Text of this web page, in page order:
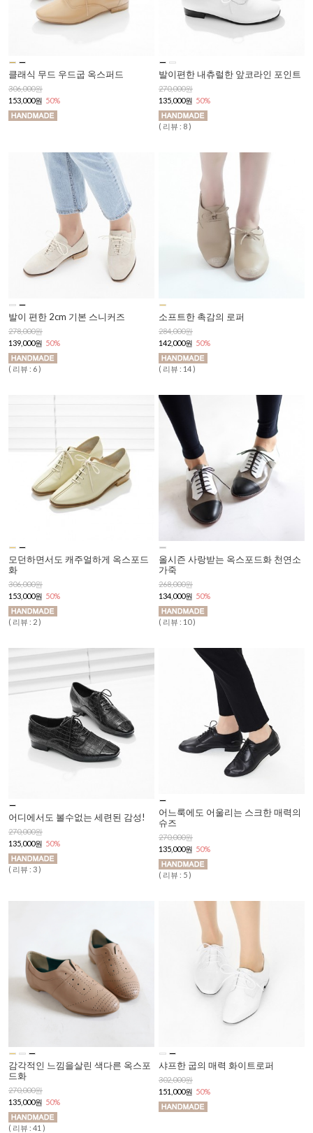
클래식 무드 우드굽 옥스퍼드
306,000원
153,000원 50%
발이편한 내츄럴한 앞코라인 포인트
270,000원
135,000원 50%
( 리뷰 : 8 )
발이 편한 2cm 기본 스니커즈
278,000원
139,000원 50%
( 리뷰 : 6 )
소프트한 촉감의 로퍼
284,000원
142,000원 50%
( 리뷰 : 14 )
모던하면서도 캐주얼하게 옥스포드
화
306,000원
153,000원 50%
( 리뷰 : 2 )
올시즌 사랑받는 옥스포드화 천연소
가죽
268,000원
134,000원 50%
( 리뷰 : 10 )
어디에서도 볼수없는 세련된 감성!
270,000원
135,000원 50%
( 리뷰 : 3 )
어느룩에도 어울리는 스크한 매력의
슈즈
270,000원
135,000원 50%
( 리뷰 : 5 )
감각적인 느낌을살린 색다른 옥스포
드화
270,000원
135,000원 50%
( 리뷰 : 41 )
샤프한 굽의 매력 화이트로퍼
302,000원
151,000원 50%